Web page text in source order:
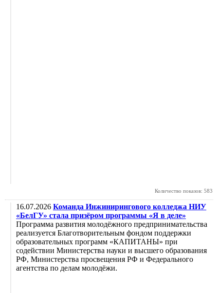
Количество показов: 583
16.07.2026 Команда Инжинирингового колледжа НИУ
«БелГУ» стала призёром программы «Я в деле»
Программа развития молодёжного предпринимательства
реализуется Благотворительным фондом поддержки
образовательных программ «КАПИТАНЫ» при
содействии Министерства науки и высшего образования
РФ, Министерства просвещения РФ и Федерального
агентства по делам молодёжи.